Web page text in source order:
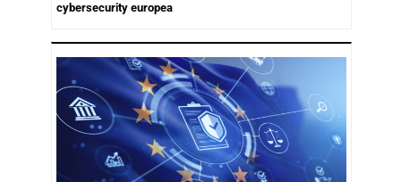
cybersecurity europea